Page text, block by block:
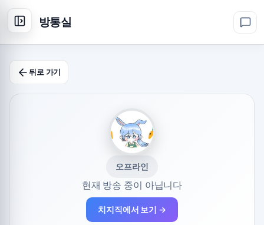
방통실
뒤로 가기
오프라인
현재 방송 중이 아닙니다
치지직에서 보기 →